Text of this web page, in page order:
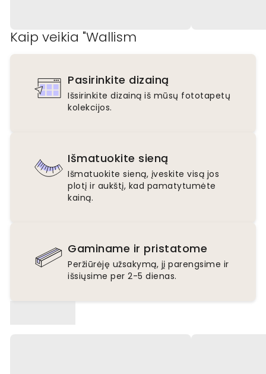
Kaip veikia "Wallism
Pasirinkite dizainą
Išsirinkite dizainą iš mūsų fototapetų
kolekcijos.
Išmatuokite sieną
Išmatuokite sieną, įveskite visą jos
plotį ir aukštį, kad pamatytumėte
kainą.
Gaminame ir pristatome
Peržiūrėję užsakymą, jį parengsime ir
išsiųsime per 2-5 dienas.